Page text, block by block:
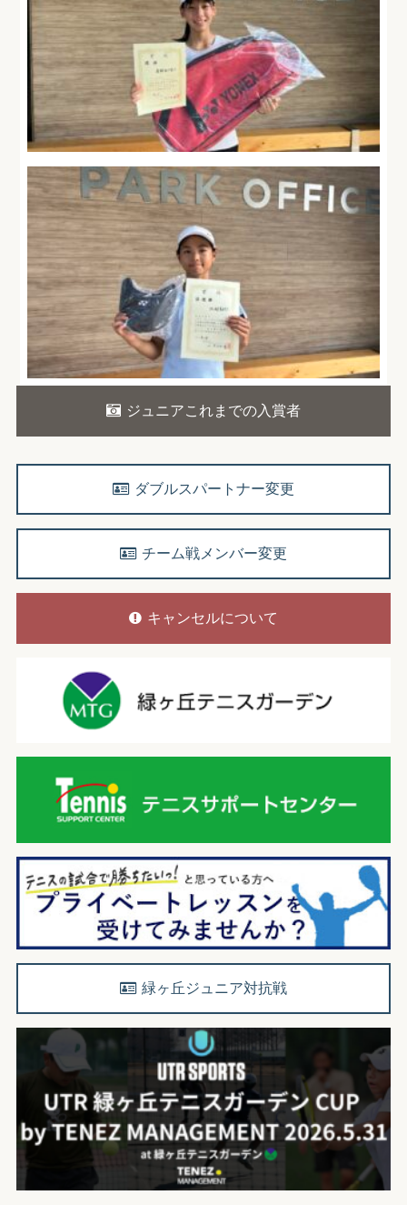
ジュニアこれまでの入賞者
ダブルスパートナー変更
チーム戦メンバー変更
キャンセルについて
緑ヶ丘ジュニア対抗戦